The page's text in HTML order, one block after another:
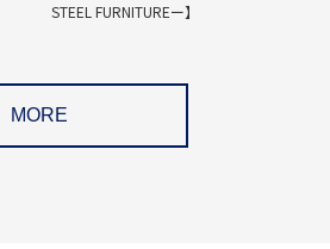
STEEL FURNITUREー】
MORE